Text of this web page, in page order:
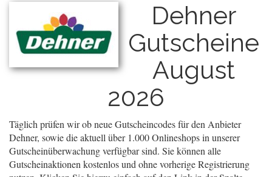
Dehner
Gutscheine
August
2026
Täglich prüfen wir ob neue Gutscheincodes für den Anbieter
Dehner, sowie die aktuell über 1.000 Onlineshops in unserer
Gutscheinüberwachung verfügbar sind. Sie können alle
Gutscheinaktionen kostenlos und ohne vorherige Registrierung